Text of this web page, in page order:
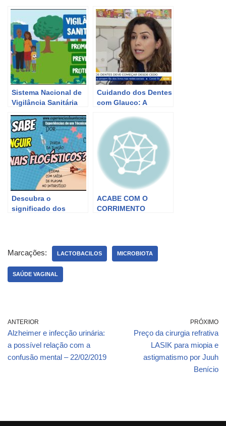
Sistema Nacional de
Vigilância Sanitária
Saúde: Importância
para a Saúde
Cuidando dos Dentes
com Glauco: A
Bucal
Descubra o
significado dos
ACABE COM O
CORRIMENTO
Marcações: LACTOBACILOS MICROBIOTA
SAÚDE VAGINAL
ANTERIOR
Alzheimer e infecção urinária:
a possível relação com a
confusão mental – 22/02/2019
PRÓXIMO
Preço da cirurgia refrativa
LASIK para miopia e
astigmatismo por Juuh
Benício